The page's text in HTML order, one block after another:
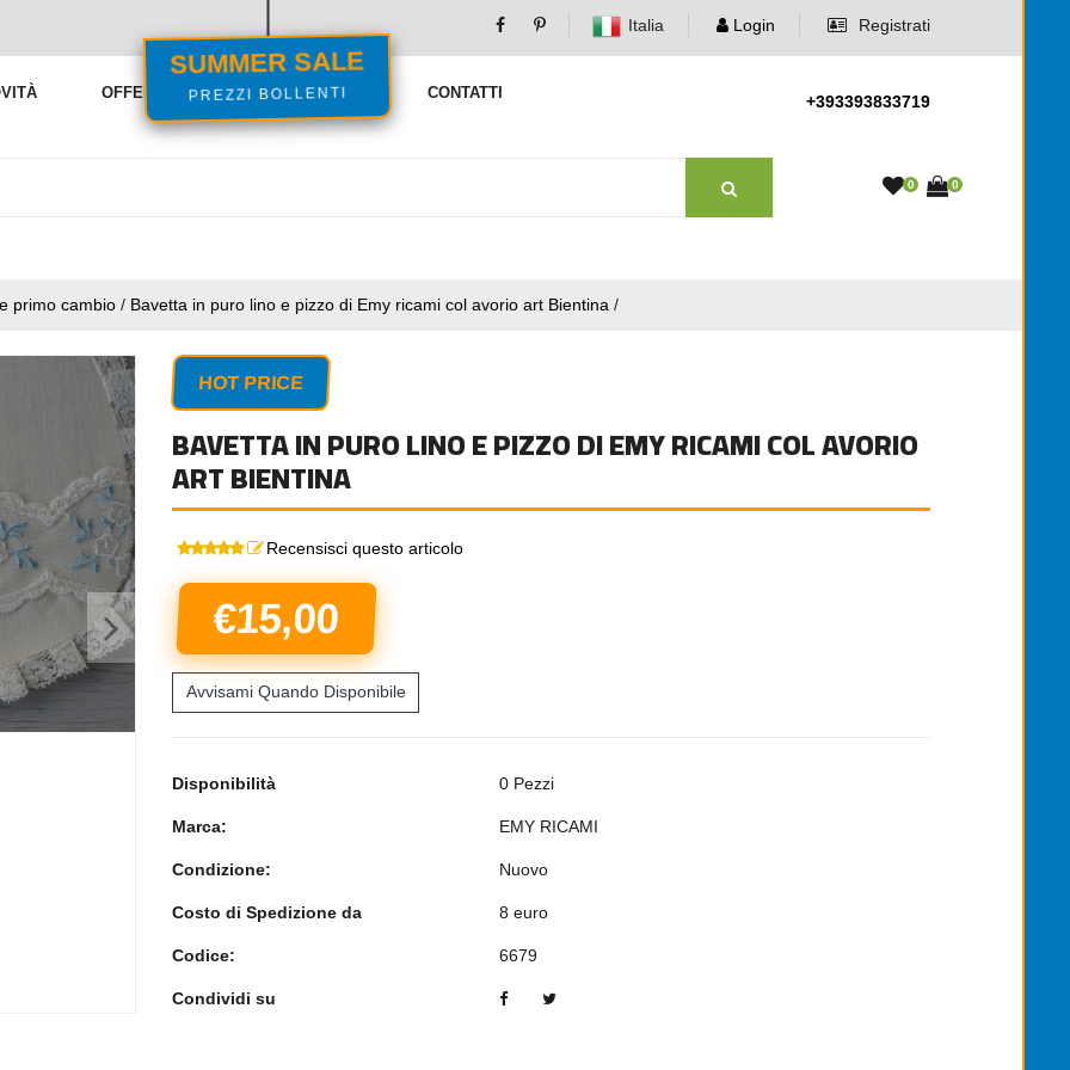
SUMMER SALE
PREZZI BOLLENTI
Italia Login Registrati
OFFERTE VENDITE FLASH CONTATTI +393393833719
0 0
primo cambio / Bavetta in puro lino e pizzo di Emy ricami col avorio art Bientina /
>
HOT PRICE
BAVETTA IN PURO LINO E PIZZO DI EMY RICAMI COL AVORIO
ART BIENTINA
Recensisci questo articolo
€15,00
Avvisami Quando Disponibile
Disponibilità 0 Pezzi
Marca: EMY RICAMI
Condizione: Nuovo
Costo di Spedizione da 8 euro
Codice: 6679
Condividi su